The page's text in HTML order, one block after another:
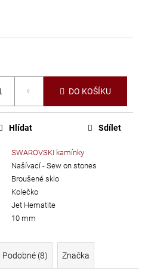
DO KOŠÍKU
SWAROVSKI kamínky
Našívací - Sew on stones
Broušené sklo
Kolečko
Jet Hematite
10 mm
Hlídat Sdílet
Podobné (8) Značka